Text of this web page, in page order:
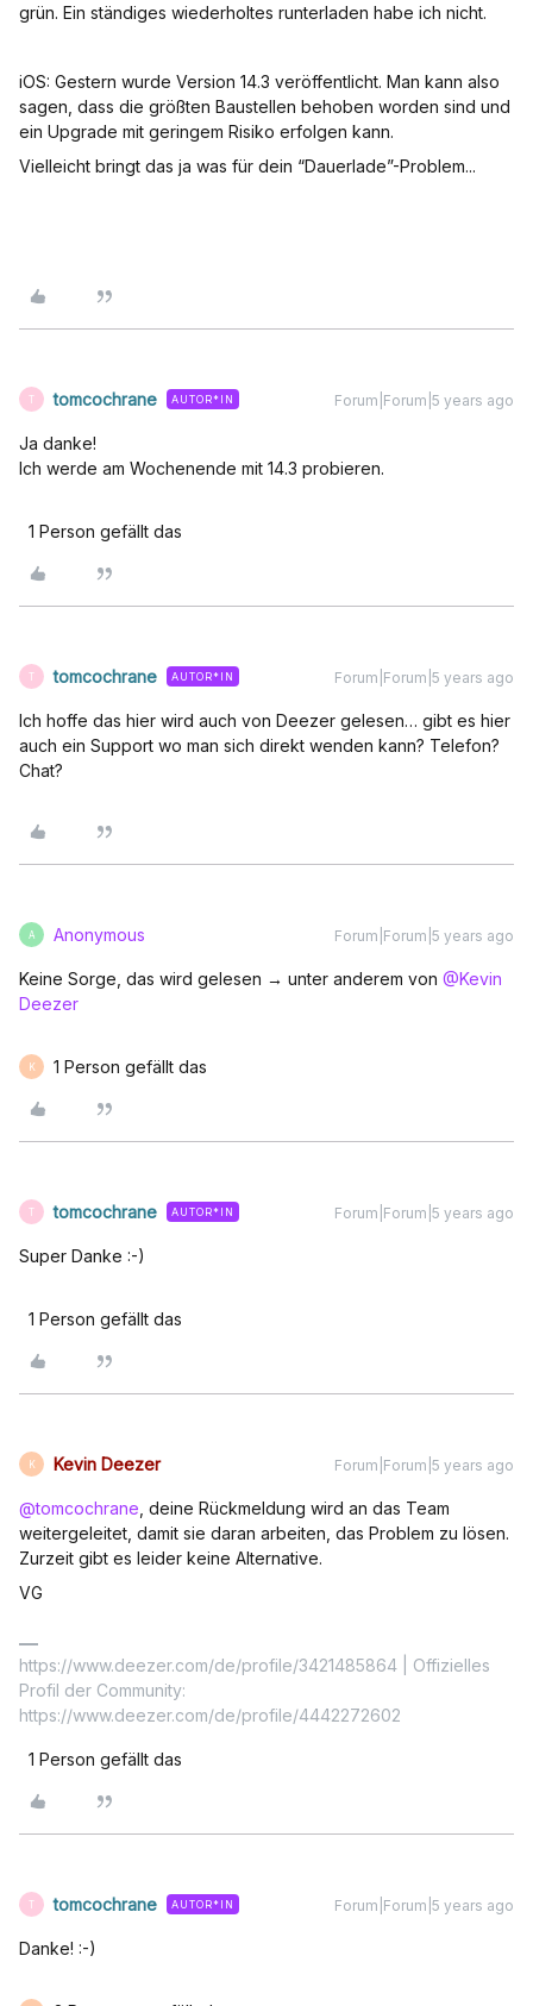
grün. Ein ständiges wiederholtes runterladen habe ich nicht.
iOS: Gestern wurde Version 14.3 veröffentlicht. Man kann also
sagen, dass die größten Baustellen behoben worden sind und
ein Upgrade mit geringem Risiko erfolgen kann.
Vielleicht bringt das ja was für dein “Dauerlade”-Problem...
T tomcochrane AUTOR*IN Forum|Forum|5 years ago
Ja danke!
Ich werde am Wochenende mit 14.3 probieren.
1 Person gefällt das
T tomcochrane AUTOR*IN Forum|Forum|5 years ago
Ich hoffe das hier wird auch von Deezer gelesen… gibt es hier
auch ein Support wo man sich direkt wenden kann? Telefon?
Chat?
A Anonymous Forum|Forum|5 years ago
Keine Sorge, das wird gelesen → unter anderem von @Kevin
Deezer
K 1 Person gefällt das
T tomcochrane AUTOR*IN Forum|Forum|5 years ago
Super Danke :-)
1 Person gefällt das
K Kevin Deezer Forum|Forum|5 years ago
@tomcochrane , deine Rückmeldung wird an das Team
weitergeleitet, damit sie daran arbeiten, das Problem zu lösen.
Zurzeit gibt es leider keine Alternative.
VG
https://www.deezer.com/de/profile/3421485864 | Offizielles
Profil der Community:
https://www.deezer.com/de/profile/4442272602
1 Person gefällt das
T tomcochrane AUTOR*IN Forum|Forum|5 years ago
Danke! :-)